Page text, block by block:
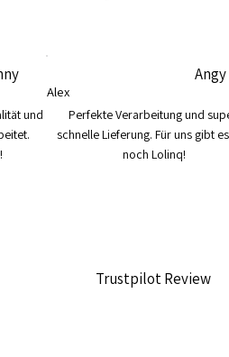
und
Alex
Perfekte Verarbeitung und
schnelle Lieferung. Für uns gibt
noch Lolinq!
Angy
Trustpilot Review